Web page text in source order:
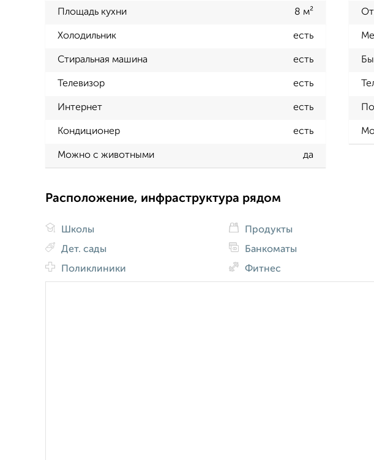
Площадь кухни 8 м²
Холодильник есть
Стиральная машина есть
Телевизор есть
Интернет есть
Кондиционер есть
Можно с животными да
Расположение, инфраструктура рядом
Школы
Дет. сады
Поликлиники
Продукты
Банкоматы
Фитнес